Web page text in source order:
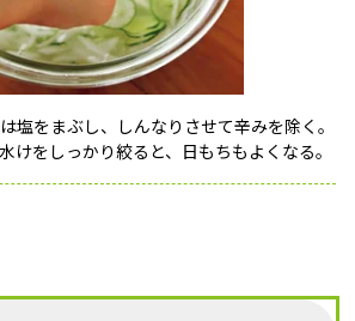
塩をまぶし、しんなりさせて辛みを除く。
けをしっかり絞ると、日もちもよくなる。